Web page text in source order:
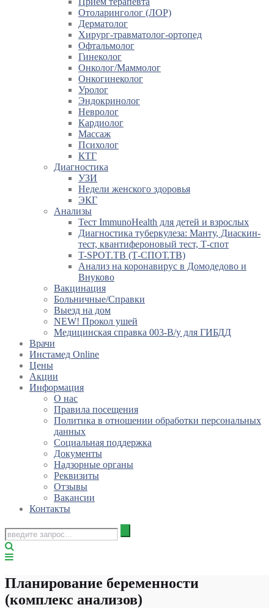
Отоларинголог (ЛОР)
Дерматолог
Хирург-травматолог-ортопед
Офтальмолог
Гинеколог
Онколог/Маммолог
Онкогинеколог
Уролог
Эндокринолог
Невролог
Кардиолог
Массаж
Психолог
КТГ
Диагностика
УЗИ
Недели женского здоровья
ЭКГ
Анализы
Тест ImmunoHealth для детей и взрослых
Диагностика туберкулеза: Манту, Диаскин-
тест, квантифероновый тест, Т-спот
T-SPOT.TB (Т-СПОТ.ТВ)
Анализ на коронавирус в Домодедово и
Внуково
Вакцинация
Больничные/Справки
Выезд на дом
NEW! Прокол ушей
Медицинская справка 003-В/у для ГИБДД
Врачи
Инстамед Online
Цены
Акции
Информация
О нас
Правила посещения
Политика в отношении обработки персональных
данных
Социальная поддержка
Документы
Надзорные органы
Реквизиты
Отзывы
Вакансии
Контакты
Планирование беременности
(комплекс анализов)